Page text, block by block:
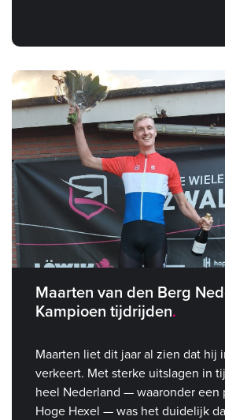
Maarten van den Berg
Kampioen tijdrijden
Maarten liet dit jaar al zien dat hij
verkeert. Met sterke uitslagen in
heel Nederland — waaronder een
Hoge Hexel — was het duidelijk